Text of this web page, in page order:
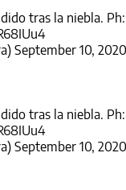
tras la niebla.
September 10, 2020
tras la niebla.
September 10, 2020